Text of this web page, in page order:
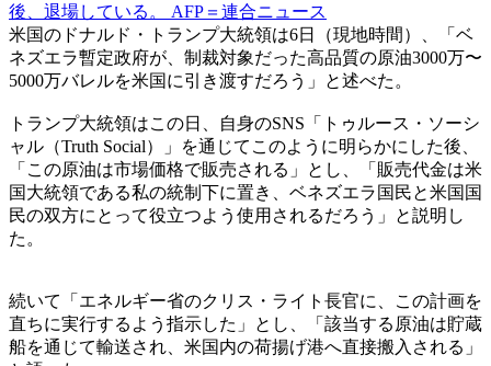
後、退場している。 AFP＝連合ニュース
米国のドナルド・トランプ大統領は6日（現地時間）、「ベ
ネズエラ暫定政府が、制裁対象だった高品質の原油3000万〜
5000万バレルを米国に引き渡すだろう」と述べた。
トランプ大統領はこの日、自身のSNS「トゥルース・ソーシ
ャル（Truth Social）」を通じてこのように明らかにした後、
「この原油は市場価格で販売される」とし、「販売代金は米
国大統領である私の統制下に置き、ベネズエラ国民と米国国
民の双方にとって役立つよう使用されるだろう」と説明し
た。
続いて「エネルギー省のクリス・ライト長官に、この計画を
直ちに実行するよう指示した」とし、「該当する原油は貯蔵
船を通じて輸送され、米国内の荷揚げ港へ直接搬入される」